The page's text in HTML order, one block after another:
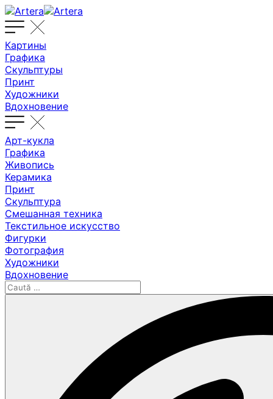
Картины
Графика
Скульптуры
Принт
Художники
Вдохновение
Арт-кукла
Графика
Живопись
Керамика
Принт
Скульптура
Смешанная техника
Текстильное искусство
Фигурки
Фотография
Художники
Вдохновение